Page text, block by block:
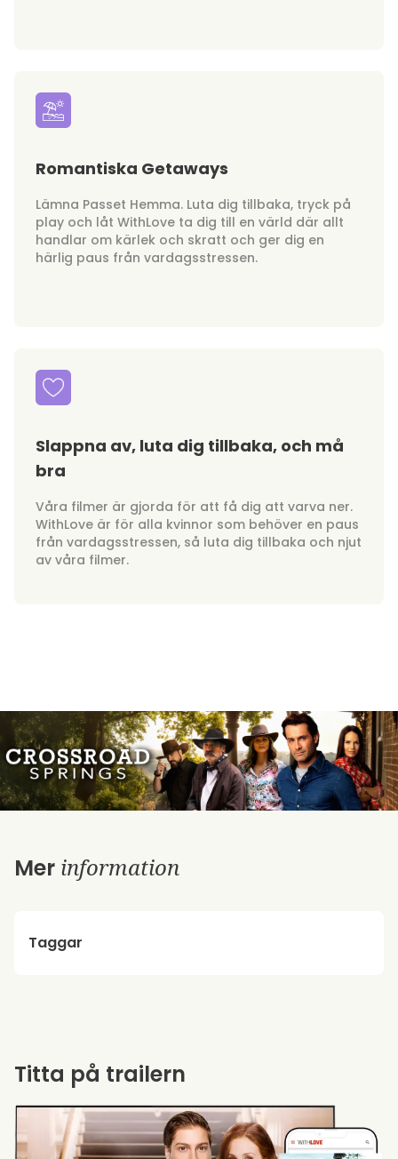
Romantiska Getaways
Lämna Passet Hemma. Luta dig tillbaka, tryck på
play och låt WithLove ta dig till en värld där allt
handlar om kärlek och skratt och ger dig en
härlig paus från vardagsstressen.
Slappna av, luta dig tillbaka, och må
bra
Våra filmer är gjorda för att få dig att varva ner.
WithLove är för alla kvinnor som behöver en paus
från vardagsstressen, så luta dig tillbaka och njut
av våra filmer.
Mer information
Taggar
Titta på trailern